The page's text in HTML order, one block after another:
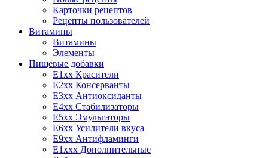
Карточки рецептов
Рецепты пользователей
Витамины
Витамины
Элементы
Пищевые добавки
E1xx Красители
E2xx Консерванты
E3xx Антиоксиданты
E4xx Стабилизаторы
E5xx Эмульгаторы
E6xx Усилители вкуса
E9xx Антифламинги
E1xxx Дополнительные